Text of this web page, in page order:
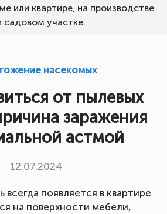
или квартире, на производстве
садовом участке.
насекомых
от пылевых
заражения
астмой
12.07.2024
появляется в квартире
на поверхности мебели,